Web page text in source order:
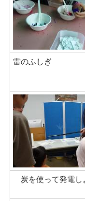
雷のふしぎ
炭を使って発電